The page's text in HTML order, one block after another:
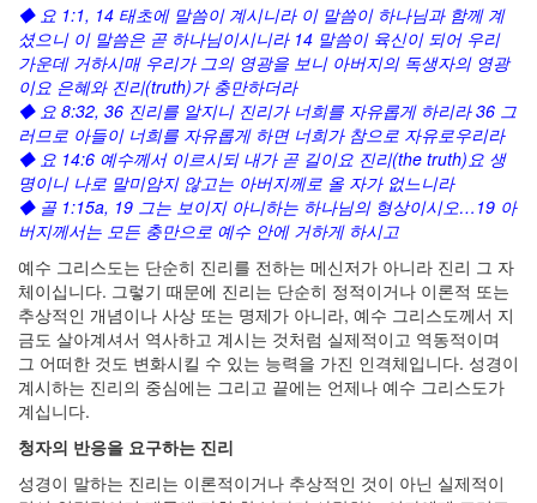
◆ 요 1:1, 14 태초에 말씀이 계시니라 이 말씀이 하나님과 함께 계
셨으니 이 말씀은 곧 하나님이시니라 14 말씀이 육신이 되어 우리
가운데 거하시매 우리가 그의 영광을 보니 아버지의 독생자의 영광
이요 은혜와 진리(truth)가 충만하더라
◆ 요 8:32, 36 진리를 알지니 진리가 너희를 자유롭게 하리라 36 그
러므로 아들이 너희를 자유롭게 하면 너희가 참으로 자유로우리라
◆ 요 14:6 예수께서 이르시되 내가 곧 길이요 진리(the truth)요 생
명이니 나로 말미암지 않고는 아버지께로 올 자가 없느니라
◆ 골 1:15a, 19 그는 보이지 아니하는 하나님의 형상이시오…19 아
버지께서는 모든 충만으로 예수 안에 거하게 하시고
예수 그리스도는 단순히 진리를 전하는 메신저가 아니라 진리 그 자
체이십니다. 그렇기 때문에 진리는 단순히 정적이거나 이론적 또는
추상적인 개념이나 사상 또는 명제가 아니라, 예수 그리스도께서 지
금도 살아계셔서 역사하고 계시는 것처럼 실제적이고 역동적이며
그 어떠한 것도 변화시킬 수 있는 능력을 가진 인격체입니다. 성경이
계시하는 진리의 중심에는 그리고 끝에는 언제나 예수 그리스도가
계십니다.
청자의 반응을 요구하는 진리
성경이 말하는 진리는 이론적이거나 추상적인 것이 아닌 실제적이